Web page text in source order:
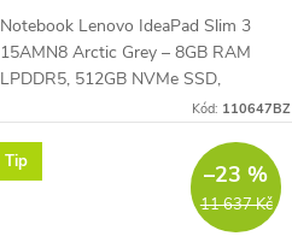
Notebook Lenovo IdeaPad Slim 3
15AMN8 Arctic Grey – 8GB RAM
LPDDR5, 512GB NVMe SSD,
čtyřjádrový AMD Ryzen™ 5 7520U
8946, 15,6" Full HD IPS displej...
Kód: 110647BZ
Tip
11 637 Kč
–23 %